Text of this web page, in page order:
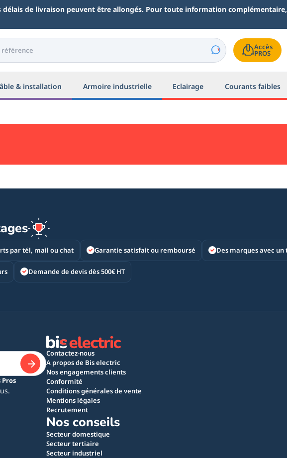
délais de livraison peuvent être allongés. Pour toute information
Accès
PROS
& installation Armoire industrielle Eclairage Courants faibles
par tél, mail ou chat Garantie satisfait ou remboursé Des marques avec
Demande de devis dès 500€ HT
Contactez-nous
A propos de Bis electric
Nos engagements clients
Conformité
Conditions générales de vente
Mentions légales
Recrutement
Nos conseils
Secteur domestique
Secteur tertiaire
Secteur industriel